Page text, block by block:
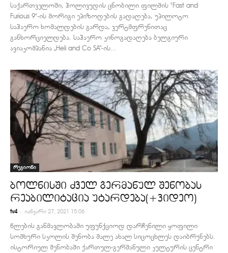
საქართველოში, ჰოლივუდის ცნობილი ფილმის "Fast and
Furious 9"-ის მორიგი ეპიზოდების გადაღება, უპილოტო
საჰაერო ხომალდების გარდა, ვერტმფრენითაც
განხორციელდება. საჰაერო კინოგადაღება ბელგიური
ავიაკომპანია „Heli and Co SA“-ის...
რეგიონი
ბოლნისში ძველ გერმანულ შენობას
რეაბილიტაცია უტარდება(+ვიდეო)
tv4 - იანვარი 27, 2021 15:06
წლების განმავლობაში უფუნქციოდ დარჩენილი ყოფილი
სომხური სკოლის შენობა მალე ახალ სიცოცხლეს დაიბრუნებს.
ისტორიულ შენობაში ქართულ-გერმანული კულტურის ცენტრი